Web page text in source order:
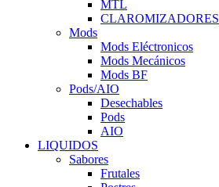
MTL
CLAROMIZADORES
Mods
Mods Eléctronicos
Mods Mecánicos
Mods BF
Pods/AIO
Desechables
Pods
AIO
LIQUIDOS
Sabores
Frutales